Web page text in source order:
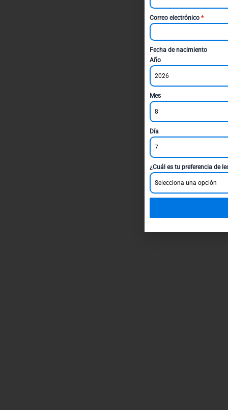
Correo electrónico *
Fecha de nacimiento
Año
2026
Mes
8
Día
7
¿Cuál es tu preferencia de
Selecciona una opción